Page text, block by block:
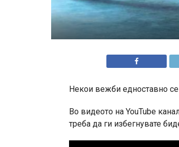
Некои вежби едноставно
Во видеото на YouTube
треба да ги избегнувате